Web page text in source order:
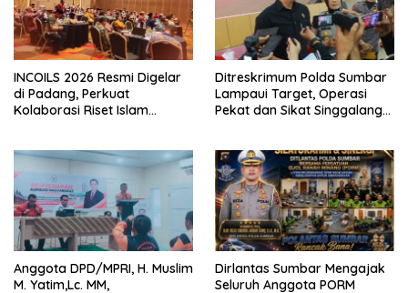
INCOILS 2026 Resmi Digelar
di Padang, Perkuat
Kolaborasi Riset Islam
Ditreskrimum Polda Sumbar
Lampaui Target, Operasi
Pekat dan Sikat Singgalang
Anggota DPD/MPRI, H. Muslim
M. Yatim,Lc. MM,
Dirlantas Sumbar Mengajak
Seluruh Anggota PORM